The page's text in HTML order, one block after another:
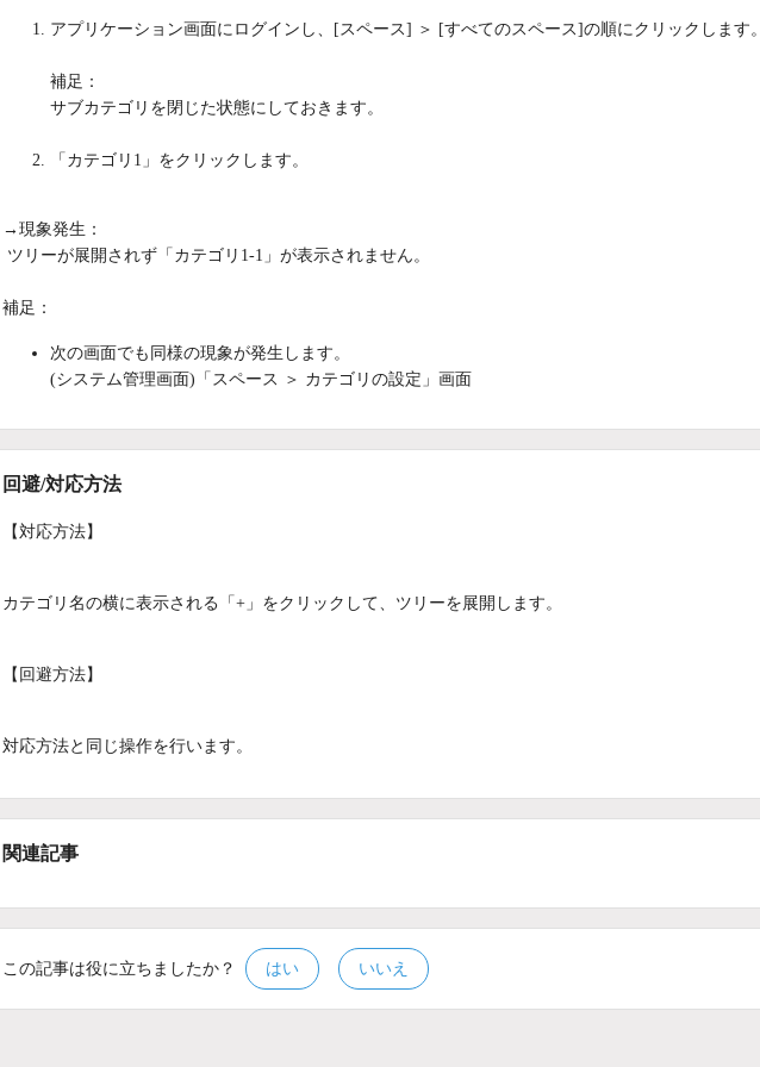
アプリケーション画面にログインし、[スペース] ＞ [すべてのスペース]の順にクリックします。
補足：
サブカテゴリを閉じた状態にしておきます。
「カテゴリ1」をクリックします。
→現象発生：
ツリーが展開されず「カテゴリ1-1」が表示されません。
補足：
次の画面でも同様の現象が発生します。
(システム管理画面)「スペース ＞ カテゴリの設定」画面
回避/対応方法
【対応方法】
カテゴリ名の横に表示される「+」をクリックして、ツリーを展開します。
【回避方法】
対応方法と同じ操作を行います。
関連記事
この記事は役に立ちましたか？ はい いいえ